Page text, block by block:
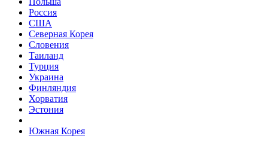
Россия
США
Северная Корея
Словения
Таиланд
Турция
Украина
Финляндия
Хорватия
Эстония
Южная Корея